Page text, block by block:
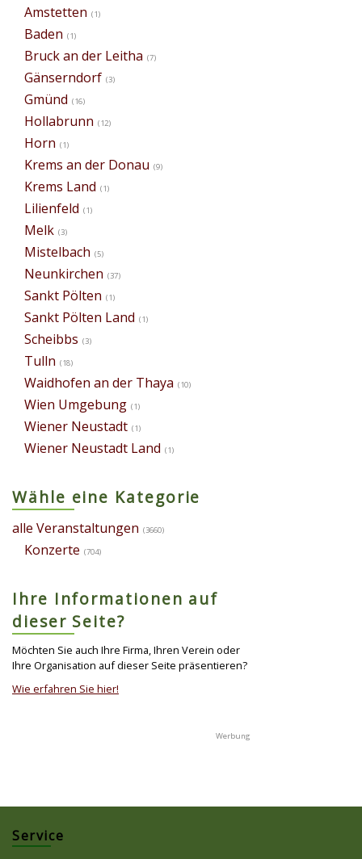
Amstetten (1)
Baden (1)
Bruck an der Leitha (7)
Gänserndorf (3)
Gmünd (16)
Hollabrunn (12)
Horn (1)
Krems an der Donau (9)
Krems Land (1)
Lilienfeld (1)
Melk (3)
Mistelbach (5)
Neunkirchen (37)
Sankt Pölten (1)
Sankt Pölten Land (1)
Scheibbs (3)
Tulln (18)
Waidhofen an der Thaya (10)
Wien Umgebung (1)
Wiener Neustadt (1)
Wiener Neustadt Land (1)
Wähle eine Kategorie
alle Veranstaltungen (3660)
Konzerte (704)
Ihre Informationen auf
dieser Seite?
Möchten Sie auch Ihre Firma, Ihren Verein oder
Ihre Organisation auf dieser Seite präsentieren?
Wie erfahren Sie hier!
Service